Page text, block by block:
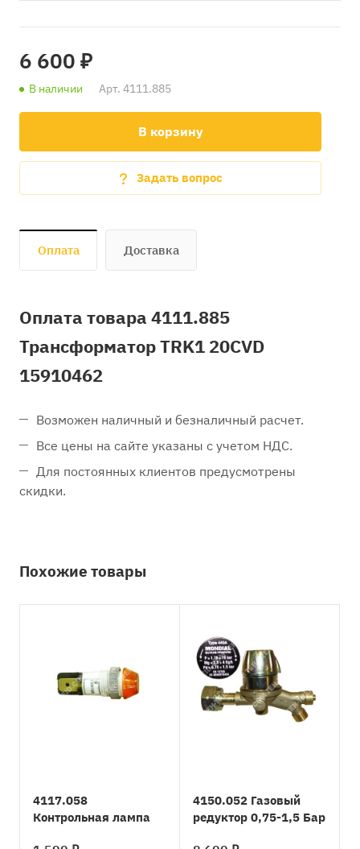
6 600 ₽
В наличии Арт. 4111.885
В корзину
Задать вопрос
Оплата Доставка
Оплата товара 4111.885
Трансформатор TRK1 20CVD
15910462
Возможен наличный и безналичный расчет.
Все цены на сайте указаны с учетом НДС.
Для постоянных клиентов предусмотрены
скидки.
Похожие товары
4117.058
Контрольная лампа
4150.052 Газовый
редуктор 0,75-1,5 Бар